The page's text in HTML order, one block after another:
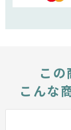
こ
こんな